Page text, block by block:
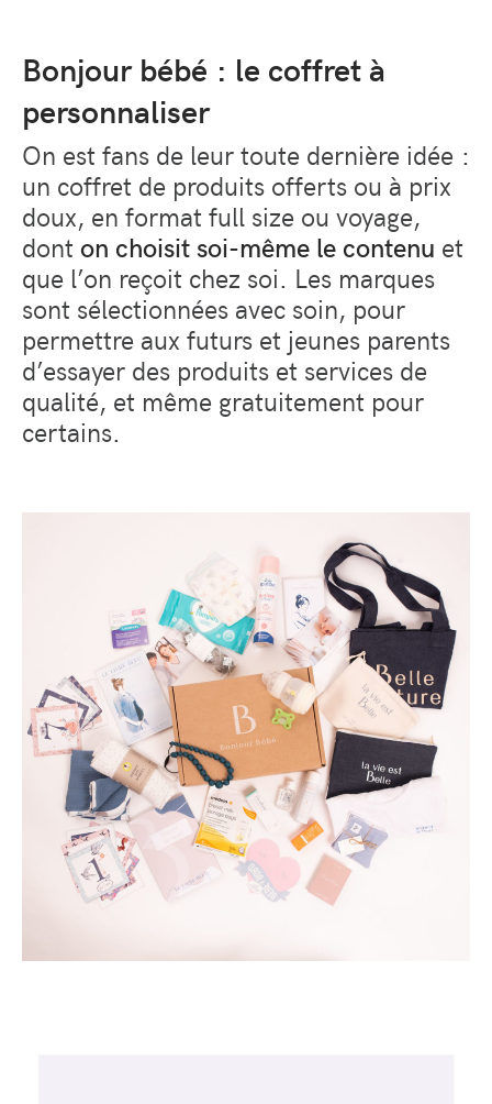
Bonjour bébé : le coffret à
personnaliser
On est fans de leur toute dernière idée :
un coffret de produits offerts ou à prix
doux, en format full size ou voyage,
dont on choisit soi-même le contenu et
que l’on reçoit chez soi. Les marques
sont sélectionnées avec soin, pour
permettre aux futurs et jeunes parents
d’essayer des produits et services de
qualité, et même gratuitement pour
certains.